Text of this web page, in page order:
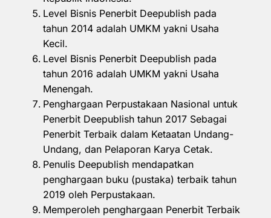
Level Bisnis Penerbit Deepublish pada
tahun 2014 adalah UMKM yakni Usaha
Kecil.
Level Bisnis Penerbit Deepublish pada
tahun 2016 adalah UMKM yakni Usaha
Menengah.
Penghargaan Perpustakaan Nasional untuk
Penerbit Deepublish tahun 2017 Sebagai
Penerbit Terbaik dalam Ketaatan Undang-
Undang, dan Pelaporan Karya Cetak.
Penulis Deepublish mendapatkan
penghargaan buku (pustaka) terbaik tahun
2019 oleh Perpustakaan.
Memperoleh penghargaan Penerbit Terbaik